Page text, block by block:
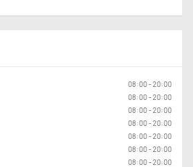
08:00 - 20:00
08:00 - 20:00
08:00 - 20:00
08:00 - 20:00
08:00 - 20:00
08:00 - 20:00
08:00 - 20:00